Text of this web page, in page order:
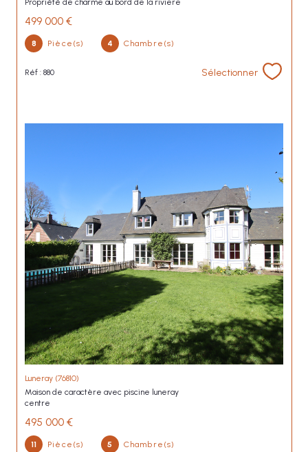
499 000 €
8 Pièce(s) 4 Chambre(s)
Réf : 880 Sélectionner
Luneray (76810)
maison de caractère avec piscine luneray
centre
495 000 €
11 Pièce(s) 5 Chambre(s)